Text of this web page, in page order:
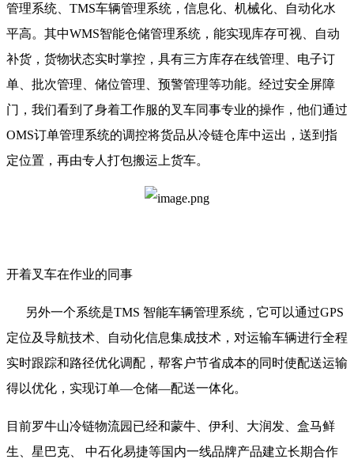
管理系统、TMS车辆管理系统，信息化、机械化、自动化水
平高。其中WMS智能仓储管理系统，能实现库存可视、自动
补货，货物状态实时掌控，具有三方库存在线管理、电子订
单、批次管理、储位管理、预警管理等功能。经过安全屏障
门，我们看到了身着工作服的叉车同事专业的操作，他们通过
OMS订单管理系统的调控将货品从冷链仓库中运出，送到指
定位置，再由专人打包搬运上货车。
开着叉车在作业的同事
另外一个系统是TMS 智能车辆管理系统，它可以通过GPS
定位及导航技术、自动化信息集成技术，对运输车辆进行全程
实时跟踪和路径优化调配，帮客户节省成本的同时使配送运输
得以优化，实现订单—仓储—配送一体化。
目前罗牛山冷链物流园已经和蒙牛、伊利、大润发、盒马鲜
生、星巴克、 中石化易捷等国内一线品牌产品建立长期合作